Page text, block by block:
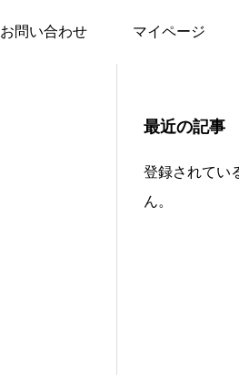
お問い合わせ マイページ
最近の記事
登録されてい
ん。